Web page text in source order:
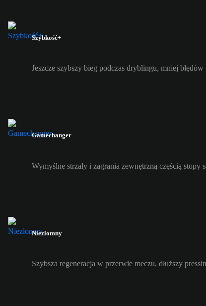
Szybkość+
Jeszcze szybszy bieg podczas dryblingu, mniej
Gamechanger
Wymyślne strzały i zagrania zewnętrzną częścią
Niezłomny
Szybsza regeneracja w przerwie meczu, dłuższy